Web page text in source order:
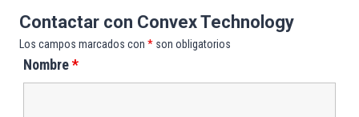
Contactar con Convex Technology
Los campos marcados con * son obligatorios
Nombre*